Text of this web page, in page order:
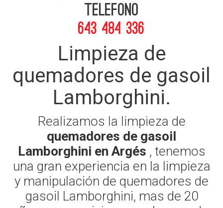
telefono
643 484 336
Limpieza de
quemadores de gasoil
Lamborghini.
Realizamos la limpieza de
quemadores de gasoil
Lamborghini en Argés , tenemos
una gran experiencia en la limpieza
y manipulación de quemadores de
gasoil Lamborghini, mas de 20